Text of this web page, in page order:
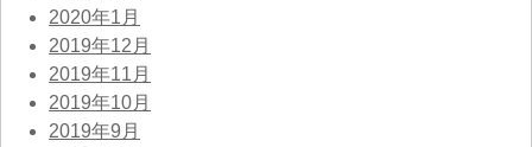
2020年1月
2019年12月
2019年11月
2019年10月
2019年9月